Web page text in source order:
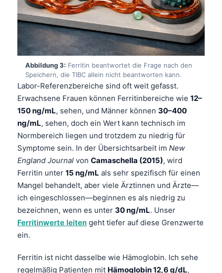
Abbildung 3: Ferritin beantwortet die Frage nach den
Speichern, die TIBC allein nicht beantworten kann.
Labor-Referenzbereiche sind oft weit gefasst.
Erwachsene Frauen können Ferritinbereiche wie 12–
150 ng/mL, sehen, und Männer können 30–400
ng/mL, sehen, doch ein Wert kann technisch im
Normbereich liegen und trotzdem zu niedrig für
Symptome sein. In der Übersichtsarbeit im New
England Journal von Camaschella (2015), wird
Ferritin unter 15 ng/mL als sehr spezifisch für einen
Mangel behandelt, aber viele Ärztinnen und Ärzte—
ich eingeschlossen—beginnen es als niedrig zu
bezeichnen, wenn es unter 30 ng/mL. Unser
Ferritinwerte leiten geht tiefer auf diese Grenzwerte
ein.
Ferritin ist nicht dasselbe wie Hämoglobin. Ich sehe
regelmäßig Patienten mit Hämoglobin 12,6 g/dL,